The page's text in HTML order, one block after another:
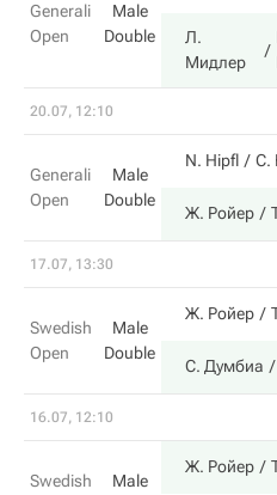
Generali
Open
Male
Double
Л.
Мидлер
20.07, 12:10
Generali
Open
Male
Double
N. Hipfl С.
Ж. Ройер
17.07, 13:30
Swedish
Open
Male
Double
Ж. Ройер
С. Думбиа
16.07, 12:10
Swedish
Male
Ж. Ройер